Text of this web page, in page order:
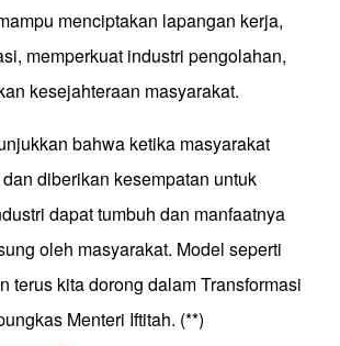
menciptakan lapangan kerja,
memperkuat industri pengolahan,
kesejahteraan masyarakat.
bahwa ketika masyarakat
diberikan kesempatan untuk
dapat tumbuh dan manfaatnya
oleh masyarakat. Model seperti
terus kita dorong dalam Transformasi
Menteri Iftitah. (**)